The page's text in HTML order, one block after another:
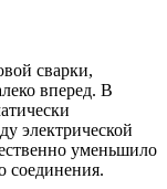
сварки,
вперед. В
электрической
уменьшило
соединения.